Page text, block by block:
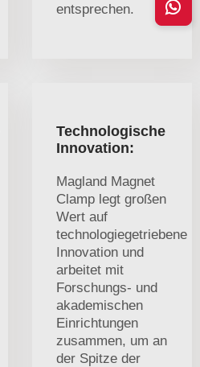
entsprechen.
Technologische
Innovation:
Magland Magnet
Clamp legt großen
Wert auf
technologiegetriebene
Innovation und
arbeitet mit
Forschungs- und
akademischen
Einrichtungen
zusammen, um an
der Spitze der